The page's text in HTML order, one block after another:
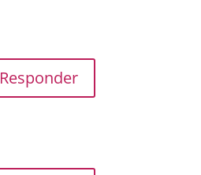
Responder